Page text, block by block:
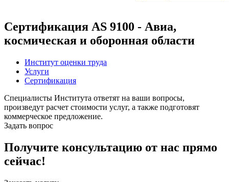
Сертификация AS 9100 - Авиа,
космическая и оборонная области
Институт оценки труда
Услуги
Сертификация
Специалисты Института ответят на ваши вопросы,
произведут расчет стоимости услуг, а также подготовят
коммерческое предложение.
Задать вопрос
Получите консультацию от нас прямо
сейчас!